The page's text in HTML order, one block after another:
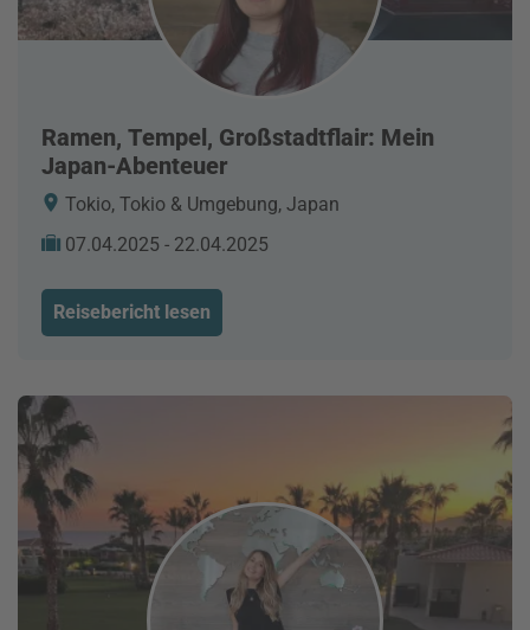
Ramen, Tempel, Großstadtflair: Mein
Japan-Abenteuer
Tokio, Tokio & Umgebung, Japan
07.04.2025 - 22.04.2025
Reisebericht lesen